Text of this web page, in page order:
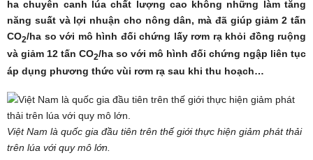
ha chuyên canh lúa chất lượng cao không những làm tăng
năng suất và lợi nhuận cho nông dân, mà đã giúp giảm 2 tấn
CO2/ha so với mô hình đối chứng lấy rơm rạ khỏi đồng ruộng
và giảm 12 tấn CO2/ha so với mô hình đối chứng ngập liên tục
áp dụng phương thức vùi rơm rạ sau khi thu hoạch…
Việt Nam là quốc gia đầu tiên trên thế giới thực hiện giảm phát thải
trên lúa với quy mô lớn.